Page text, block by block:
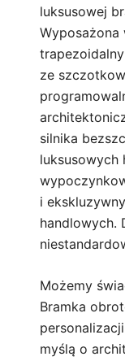
luksusowej
Wyposażona
ze
silnika
luksusowych
i
handlowych.
Możemy
Bramka
myślą o